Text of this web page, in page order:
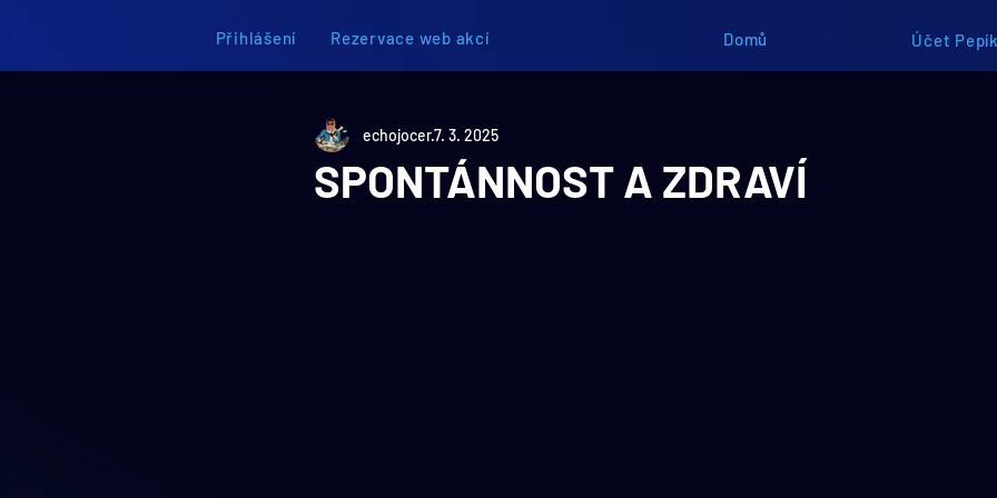
Přihlášení Rezervace web akcí Domů Účet
SPONTÁNNOST A ZDRAVÍ
echojocer7. 3. 2025